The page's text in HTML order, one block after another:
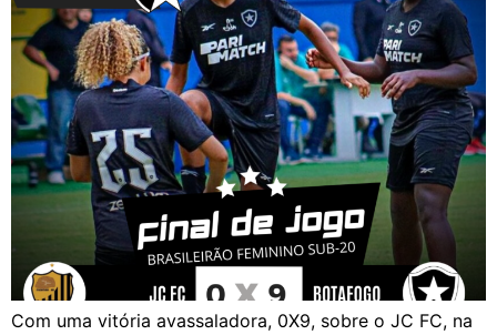
Com uma vitória avassaladora, 0X9, sobre o JC FC, na